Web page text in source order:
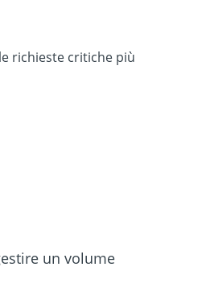
richieste critiche più
un volume